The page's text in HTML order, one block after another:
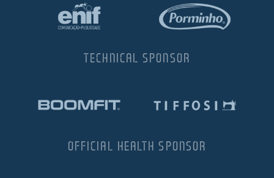
TECHNICAL SPONSOR
OFFICIAL HEALTH SPONSOR